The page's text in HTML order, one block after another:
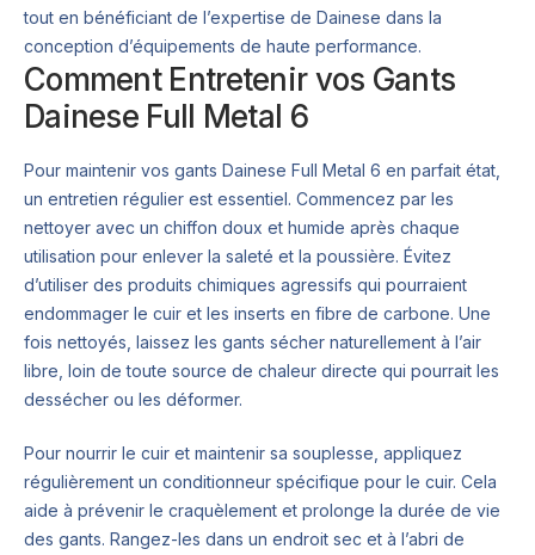
tout en bénéficiant de l’expertise de Dainese dans la
conception d’équipements de haute performance.
Comment Entretenir vos Gants
Dainese Full Metal 6
Pour maintenir vos gants Dainese Full Metal 6 en parfait état,
un entretien régulier est essentiel. Commencez par les
nettoyer avec un chiffon doux et humide après chaque
utilisation pour enlever la saleté et la poussière. Évitez
d’utiliser des produits chimiques agressifs qui pourraient
endommager le cuir et les inserts en fibre de carbone. Une
fois nettoyés, laissez les gants sécher naturellement à l’air
libre, loin de toute source de chaleur directe qui pourrait les
dessécher ou les déformer.
Pour nourrir le cuir et maintenir sa souplesse, appliquez
régulièrement un conditionneur spécifique pour le cuir. Cela
aide à prévenir le craquèlement et prolonge la durée de vie
des gants. Rangez-les dans un endroit sec et à l’abri de